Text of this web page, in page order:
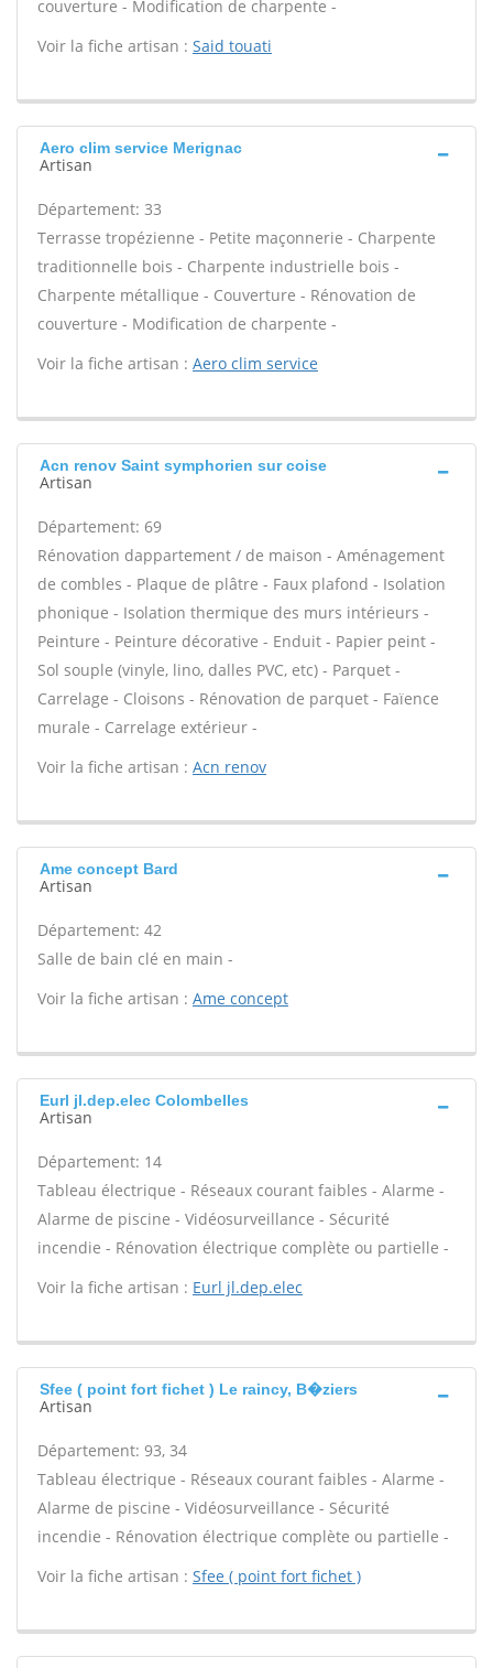
couverture - Modification de charpente -
Voir la fiche artisan : Said touati
Aero clim service Merignac
Artisan
Département: 33
Terrasse tropézienne - Petite maçonnerie - Charpente
traditionnelle bois - Charpente industrielle bois -
Charpente métallique - Couverture - Rénovation de
couverture - Modification de charpente -
Voir la fiche artisan : Aero clim service
Acn renov Saint symphorien sur coise
Artisan
Département: 69
Rénovation dappartement / de maison - Aménagement
de combles - Plaque de plâtre - Faux plafond - Isolation
phonique - Isolation thermique des murs intérieurs -
Peinture - Peinture décorative - Enduit - Papier peint -
Sol souple (vinyle, lino, dalles PVC, etc) - Parquet -
Carrelage - Cloisons - Rénovation de parquet - Faïence
murale - Carrelage extérieur -
Voir la fiche artisan : Acn renov
Ame concept Bard
Artisan
Département: 42
Salle de bain clé en main -
Voir la fiche artisan : Ame concept
Eurl jl.dep.elec Colombelles
Artisan
Département: 14
Tableau électrique - Réseaux courant faibles - Alarme -
Alarme de piscine - Vidéosurveillance - Sécurité
incendie - Rénovation électrique complète ou partielle -
Voir la fiche artisan : Eurl jl.dep.elec
Sfee ( point fort fichet ) Le raincy, B�ziers
Artisan
Département: 93, 34
Tableau électrique - Réseaux courant faibles - Alarme -
Alarme de piscine - Vidéosurveillance - Sécurité
incendie - Rénovation électrique complète ou partielle -
Voir la fiche artisan : Sfee ( point fort fichet )